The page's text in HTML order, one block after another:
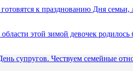
к празднованию Дня семьи,
этой зимой девочек
супругов. Чествуем семейные